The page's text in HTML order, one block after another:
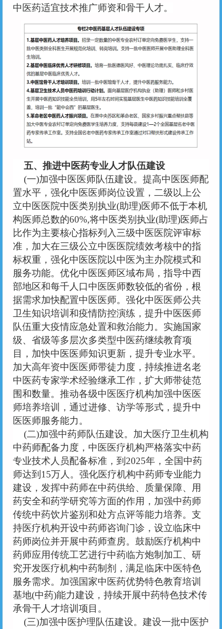
中医药适宜技术推广师资和骨干人才。
五、推进中医药专业人才队伍建设
(一)加强中医医师队伍建设。提高中医医师配
置水平，强化中医医师岗位设置，二级以上公
立中医医院中医类别执业(助理)医师不低于本机
构医师总数的60%,将中医类别执业(助理)医师占
比作为主要核心指标列入三级中医医院评审标
准，加大在三级公立中医医院绩效考核中的指
标权重，强化中医医院以中医为主办院模式和
服务功能。优化中医医师区域布局，指导中西
部地区和每千人口中医医师数较低的省份，根
据需求加快配置中医医师。强化中医医师公共
卫生知识培训和疫情防控演练，提升中医医师
队伍重大疫情应急处置和救治能力。实施国家
级、省级等多层次多类型中医药继续教育项
目，加快中医医师知识更新，提升专业水平。
加大高年资中医医师带徒力度，持续推进名老
中医药专家学术经验继承工作，扩大师带徒范
围和数量。推动各级中医医疗机构加强中医医
师培养培训，通过进修、访学等形式，提升中
医医师服务能力。
(二)加强中药师队伍建设。加大医疗卫生机构
中药师配备力度，中医医疗机构严格落实中药
专业技术人员配备标准，到2025年，全国中药
师达到15万人。强化医疗机构中药师专业能力
建设，发挥中药师在中药供给、质量保障、用
药安全和药学研究等方面的作用，加强中药师
传统中药饮片鉴别和处方点评等能力培养。支
持医疗机构开设中药师咨询门诊，设立临床中
药师岗位并开展中药师查房。鼓励医疗机构中
药师应用传统工艺进行中药临方炮制加工、研
究开发医疗机构中药制剂，满足临床中医特色
服务需求。加强国家中医药优势特色教育培训
基地(中药)能力建设，持续开展中药特色技术传
承骨干人才培训项目。
(三)加强中医护理队伍建设。建设一批中医护